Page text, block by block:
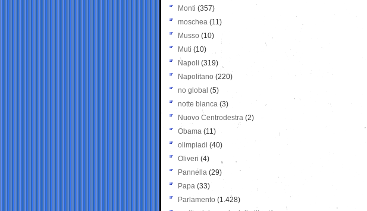
Monti (357)
moschea (11)
Musso (10)
Muti (10)
Napoli (319)
Napolitano (220)
no global (5)
notte bianca (3)
Nuovo Centrodestra (2)
Obama (11)
olimpiadi (40)
Oliveri (4)
Pannella (29)
Papa (33)
Parlamento (1.428)